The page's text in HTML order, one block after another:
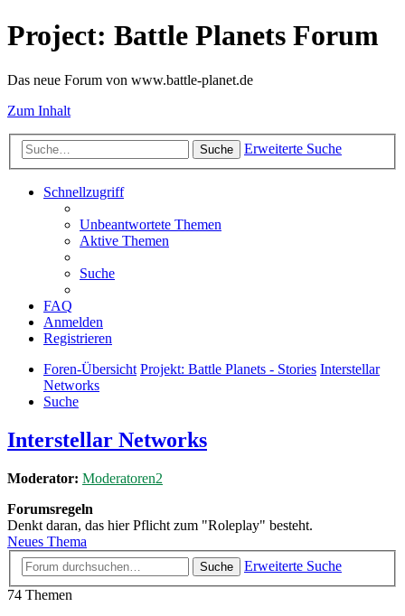
Project: Battle Planets Forum
Das neue Forum von www.battle-planet.de
Zum Inhalt
Suche Erweiterte Suche
Schnellzugriff
Unbeantwortete Themen
Aktive Themen
Suche
FAQ
Anmelden
Registrieren
Foren-Übersicht Projekt: Battle Planets - Stories Interstellar
Networks
Suche
Interstellar Networks
Moderator: Moderatoren2
Forumsregeln
Denkt daran, das hier Pflicht zum "Roleplay" besteht.
Neues Thema
Suche
Erweiterte Suche
74 Themen